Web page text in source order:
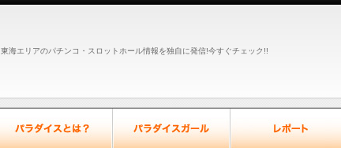
東海エリアのパチンコ・スロットホール情報を独自に発信!今すぐチェック!!